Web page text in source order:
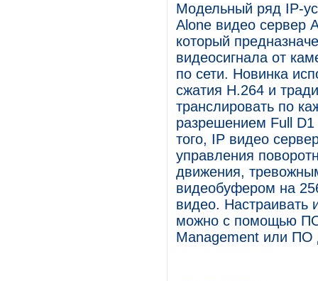
Модельный ряд IP-
Alone видео сервер
который
видеосигнала от
по сети. Новинка
сжатия H.264 и
транслировать по
разрешением Full
того, IP видео
управления
движения,
видеобуфером на
видео. Настраивать
можно с помощью
Management или ПО